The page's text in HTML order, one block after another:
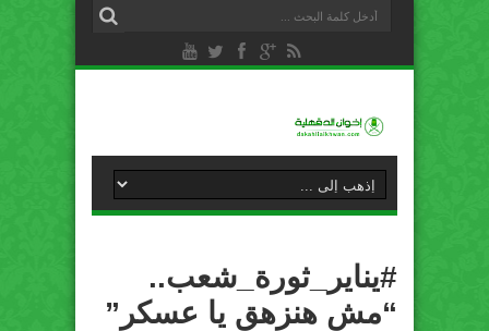
#يناير_ثورة_شعب..
“مش هنزهق يا عسكر”